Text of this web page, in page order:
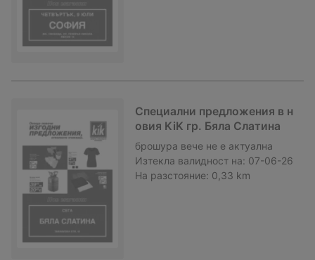
Специални предложения в н
овия KiK гр. Бяла Слатина
брошура вече не е актуална
Изтекла валидност на: 07-06-26
На разстояние: 0,33 km